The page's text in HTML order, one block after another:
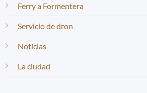
Ferry a Formentera
Servicio de dron
Noticias
La ciudad